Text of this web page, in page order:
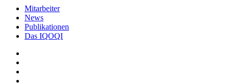
Mitarbeiter
News
Publikationen
Das IQOQI